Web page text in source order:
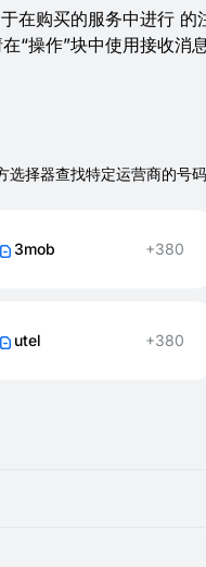
在购买的服务中进行
“操作”块中使用接收消息
择器查找特定运营商的号
3mob +380
utel +380